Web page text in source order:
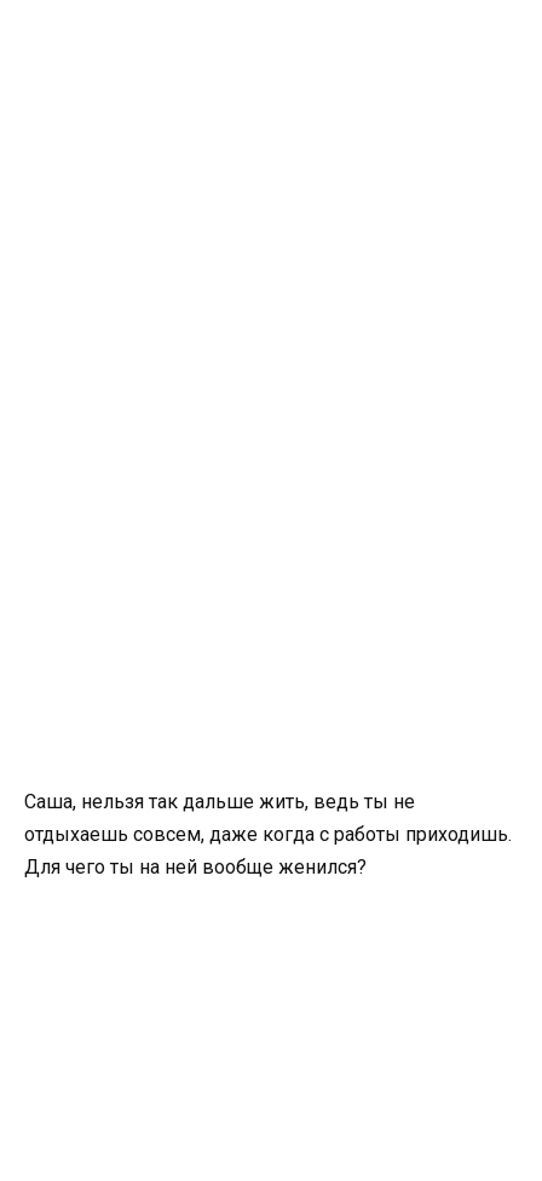
Саша, нельзя так дальше жить, ведь ты не
отдыхаешь совсем, даже когда с работы приходишь.
Для чего ты на ней вообще женился?